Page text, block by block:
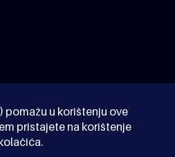
pomažu u korištenju ove
pristajete na korištenje